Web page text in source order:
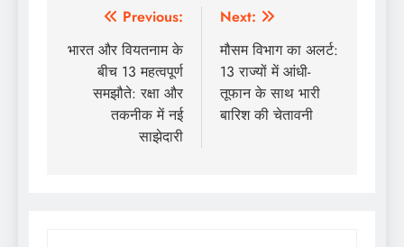
Post
navigation
Previous:
भारत और वियतनाम के
बीच 13 महत्वपूर्ण
समझौते: रक्षा और
तकनीक में नई
साझेदारी
Next:
मौसम विभाग का अलर्ट:
13 राज्यों में आंधी-
तूफान के साथ भारी
बारिश की चेतावनी